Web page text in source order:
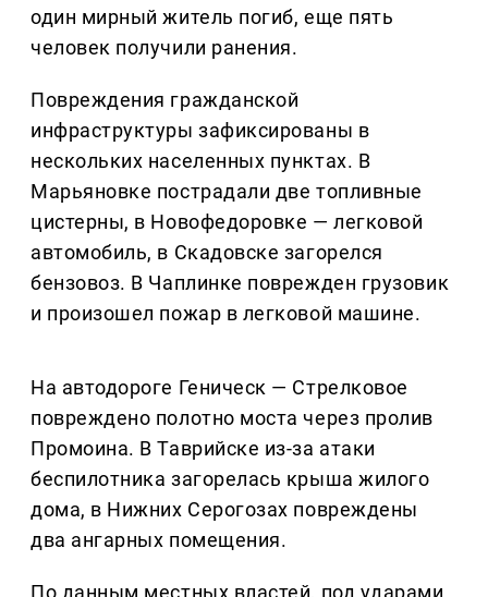
один мирный житель погиб, еще пять
человек получили ранения.
Повреждения гражданской
инфраструктуры зафиксированы в
нескольких населенных пунктах. В
Марьяновке пострадали две топливные
цистерны, в Новофедоровке — легковой
автомобиль, в Скадовске загорелся
бензовоз. В Чаплинке поврежден грузовик
и произошел пожар в легковой машине.
На автодороге Геническ — Стрелковое
повреждено полотно моста через пролив
Промоина. В Таврийске из-за атаки
беспилотника загорелась крыша жилого
дома, в Нижних Серогозах повреждены
два ангарных помещения.
По данным местных властей, под ударами